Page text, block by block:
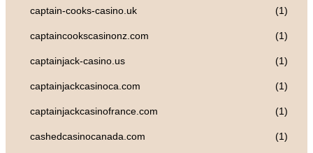
captain-cooks-casino.uk (1)
captaincookscasinonz.com (1)
captainjack-casino.us (1)
captainjackcasinoca.com (1)
captainjackcasinofrance.com (1)
cashedcasinocanada.com (1)